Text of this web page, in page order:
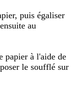
puis égaliser
au
papier à l'aide de
le soufflé sur